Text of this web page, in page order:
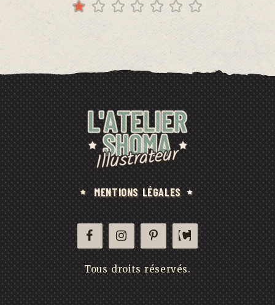
MENTIONS LÉGALES
Tous droits réservés.